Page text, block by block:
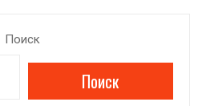
e
gr
o
kl
р
Поиск
Поиск